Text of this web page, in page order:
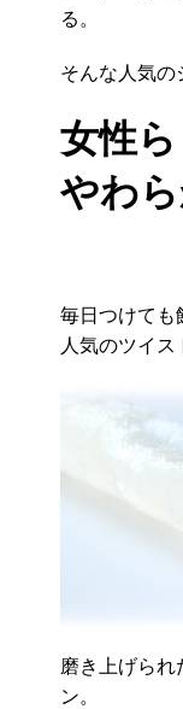
る。
そんな人気の
女性
やわ
毎日つけても
人気のツイス
磨き上げられ
ン。